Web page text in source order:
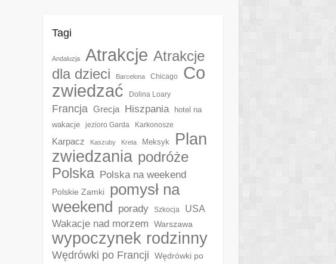
Tagi
Andaluzja Atrakcje Atrakcje
dla dzieci
Barcelona Chicago
Co
zwiedzać
Dolina Loary
Francja Grecja Hiszpania
hotel na
wakacje
jezioro Garda Karkonosze
Karpacz Kaszuby Kreta Meksyk
Plan
zwiedzania podróże
Polska Polska na weekend
Polskie Zamki
pomysł na
weekend porady Szkocja USA
Wakacje nad morzem Warszawa
wypoczynek rodzinny
Wędrówki po Francji
Wędrówki po